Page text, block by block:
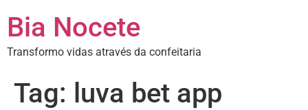
Bia Nocete
Transformo vidas através da confeitaria
Tag: luva bet app